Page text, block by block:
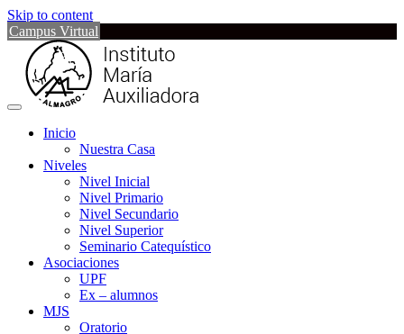
Skip to content
Campus Virtual
Inicio
Nuestra Casa
Niveles
Nivel Inicial
Nivel Primario
Nivel Secundario
Nivel Superior
Seminario Catequístico
Asociaciones
UPF
Ex – alumnos
MJS
Oratorio